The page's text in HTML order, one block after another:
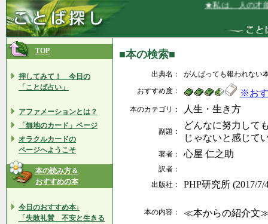
★私は、人の才能
TOP
押してみて！ 今日の
「ことば占い」
アファメーションとは？
「無地のカード」ページ
オラクルカードの
ページへようこそ
本の読み方＆
おすすめの本
今日のおすすめ本↓
「失敗礼賛 不安と生きる
■本の検索■
出典名：
がんばっても報われない
おすすめ度：
※お
本のカテゴリ： 人生・生き方
副題：
どんなに努力して
じゃないと感じて
著者： 心屋 仁之助
訳者：
出版社：
PHP研究所 (2017/
本の内容： ≪本からの紹介文